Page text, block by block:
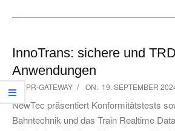
InnoTrans: sichere und
Anwendungen
2024-
09-
19
PR-GATEWAY ON: 19. SEPTEMBER
NewTec präsentiert Konformitätstests
Bahntechnik und das Train Realtime